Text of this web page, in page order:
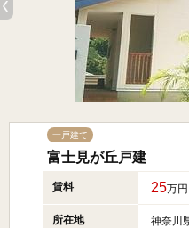
一戸建て
富士見が丘戸建
賃料 25万円
所在地 神奈川